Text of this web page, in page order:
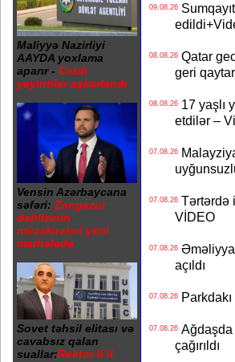
Maliyyə Nazirliyi
AAYDA yoxlama
aparır - Ciddi
yeyintilər aşkarlanıb
Vensin Azərbaycana
səfəri: Zəngəzur
dəhlizinin
müzakirələri yeni
mərhələdə
Sovet təhsil elitası və
cavabsız qalan
suallar:Rektor 6 il
09.08.26
08.08.26Qatar
geri
08.08.2617 yaşlı
etdilər –
07.08.26
07.08.26Tərtərdə
VİDEO
07.08.26
açıldı
07.08.26Parkdakı
07.08.26Ağdaşda
çağırıldı